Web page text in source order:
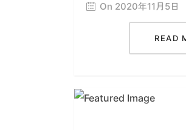
On 2020年11月5日
READ